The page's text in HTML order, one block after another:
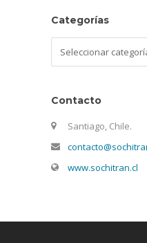
Categorías
Contacto
Santiago, Chile.
www.sochitran.cl